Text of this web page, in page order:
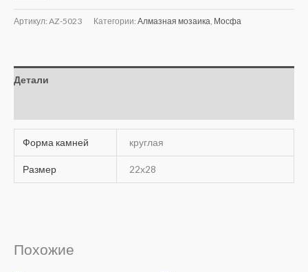
Артикул: AZ-5023 Категории: Алмазная мозаика Мосфа
Детали
Форма камней круглая
Размер 22х28
Похожие